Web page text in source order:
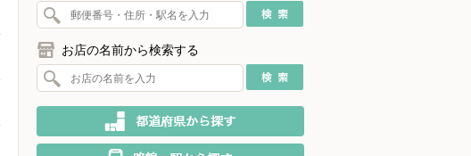
お店の名前から検索する